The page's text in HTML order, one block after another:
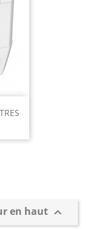
en haut 